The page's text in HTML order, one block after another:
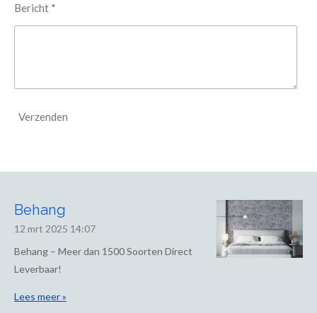
Bericht *
Verzenden
Behang
12 mrt 2025 14:07
Behang – Meer dan 1500 Soorten Direct
Leverbaar!
Lees meer »